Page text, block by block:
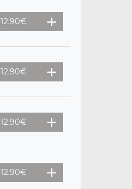
12.90€
12.90€
12.90€
12.90€